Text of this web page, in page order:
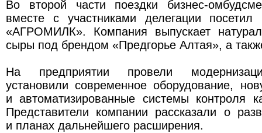
Во второй части поездки бизнес-
вместе с участниками делегации
«АГРОМИЛК». Компания выпускает
сыры под брендом «Предгорье Алтая», а
На предприятии провели
установили современное оборудование,
и автоматизированные системы контроля
Представители компании рассказали о
и планах дальнейшего расширения.